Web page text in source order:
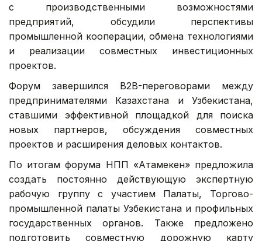
с производственными возможностями
предприятий, обсудили перспективы
промышленной кооперации, обмена технологиями
и реализации совместных инвестиционных
проектов.
Форум завершился B2B-переговорами между
предпринимателями Казахстана и Узбекистана,
ставшими эффективной площадкой для поиска
новых партнеров, обсуждения совместных
проектов и расширения деловых контактов.
По итогам форума НПП «Атамекен» предложила
создать постоянно действующую экспертную
рабочую группу с участием Палаты, Торгово-
промышленной палаты Узбекистана и профильных
государственных органов. Также предложено
подготовить совместную дорожную карту